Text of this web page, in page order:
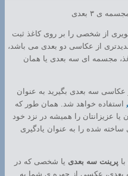
ی ۳ بعدی
از شخصی را بر روی کاغذ ثبت
از عکاسی دو بعدی می باشد،
مجسمه ای سه بعدی یا همان
سه بعدی بگیرید به عنوان
استفاده خواهد شد. همان طور که
عزیزانتان را همیشه در نزد خود
شده را به عنوان یادگیری
پرینت سه بعدی یا شخصی که در
بعدی، عکسی از چهره ی شما به